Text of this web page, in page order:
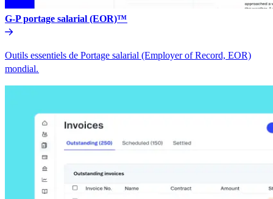
G-P portage salarial (EOR)™​​
Outils essentiels de Portage salarial (Employer of Record, EOR)
mondial.​​